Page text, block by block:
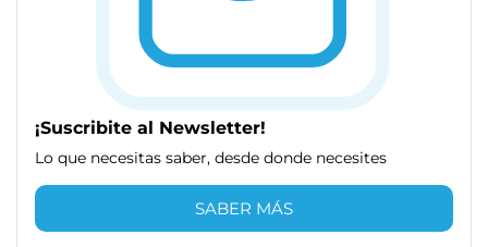
¡Suscribite al Newsletter!
Lo que necesitas saber, desde donde necesites
SABER MÁS